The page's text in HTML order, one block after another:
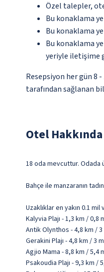
Özel talepler,
Bu konaklama
Bu konaklama
Bu konaklama
yeriyle iletişime
Resepsiyon her gün 8
tarafından sağlanan
Otel Hakkında
18 oda mevcuttur. Odada
Bahçe ile manzaranın
Uzaklıklar en yakın 0.1
Kalyvia Plajı - 1,3 km / 0,8
Antik Olynthos - 4,8 km / 3
Gerakini Plajı - 4,8 km / 3
Agjio Mama - 8,8 km / 5,4
Psakoudia Plajı - 9,3 km /